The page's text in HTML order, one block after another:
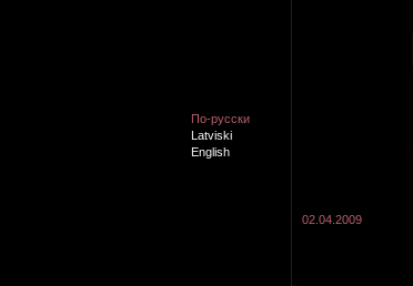
По-русски
Latviski
English
02.04.2009